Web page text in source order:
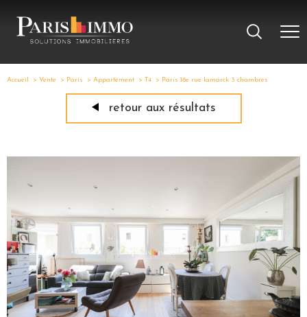
Accueil Vente Paris Appartement T4 Paris 18e rue lamarck 3 chambres
retour aux résultats